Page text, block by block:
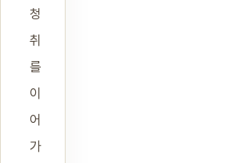
청
취
를
이
어
가